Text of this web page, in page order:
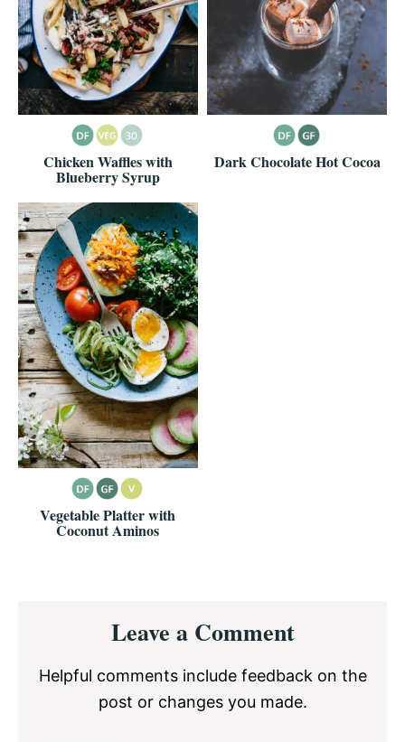
Chicken Waffles with
Blueberry Syrup
Dark Chocolate Hot Cocoa
Vegetable Platter with
Coconut Aminos
InteractionsLeave a Comment
Helpful comments include feedback on the
post or changes you made.